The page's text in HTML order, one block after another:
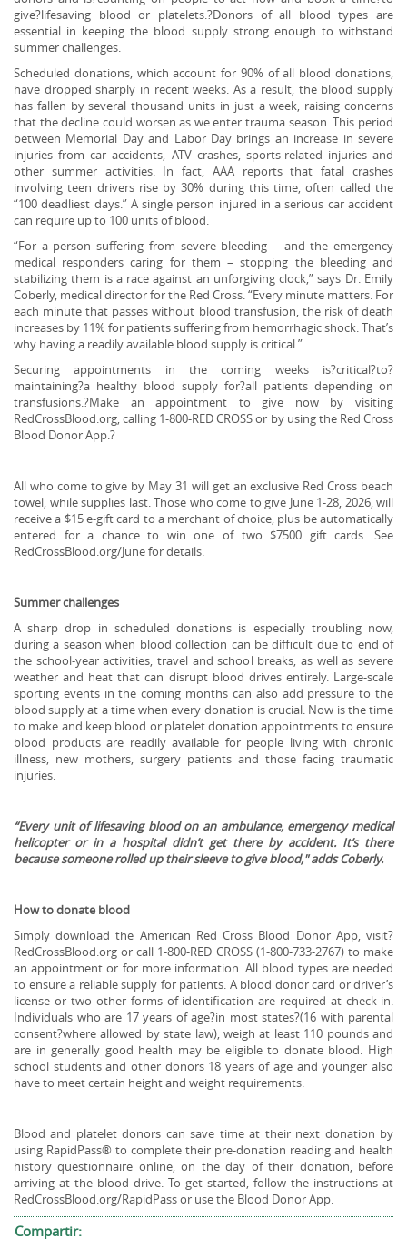
give?lifesaving blood or platelets.?Donors of all blood types are
essential in keeping the blood supply strong enough to withstand
summer challenges.
Scheduled donations, which account for 90% of all blood donations,
have dropped sharply in recent weeks. As a result, the blood supply
has fallen by several thousand units in just a week, raising concerns
that the decline could worsen as we enter trauma season. This period
between Memorial Day and Labor Day brings an increase in severe
injuries from car accidents, ATV crashes, sports-related injuries and
other summer activities. In fact, AAA reports that fatal crashes
involving teen drivers rise by 30% during this time, often called the
“100 deadliest days.” A single person injured in a serious car accident
can require up to 100 units of blood.
“For a person suffering from severe bleeding – and the emergency
medical responders caring for them – stopping the bleeding and
stabilizing them is a race against an unforgiving clock,” says Dr. Emily
Coberly, medical director for the Red Cross. “Every minute matters. For
each minute that passes without blood transfusion, the risk of death
increases by 11% for patients suffering from hemorrhagic shock. That’s
why having a readily available blood supply is critical.”
Securing appointments in the coming weeks is?critical?to?
maintaining?a healthy blood supply for?all patients depending on
transfusions.?Make an appointment to give now by visiting
RedCrossBlood.org, calling 1-800-RED CROSS or by using the Red Cross
Blood Donor App.?
All who come to give by May 31 will get an exclusive Red Cross beach
towel, while supplies last. Those who come to give June 1-28, 2026, will
receive a $15 e-gift card to a merchant of choice, plus be automatically
entered for a chance to win one of two $7500 gift cards. See
RedCrossBlood.org/June for details.
Summer challenges
A sharp drop in scheduled donations is especially troubling now,
during a season when blood collection can be difficult due to end of
the school-year activities, travel and school breaks, as well as severe
weather and heat that can disrupt blood drives entirely. Large-scale
sporting events in the coming months can also add pressure to the
blood supply at a time when every donation is crucial. Now is the time
to make and keep blood or platelet donation appointments to ensure
blood products are readily available for people living with chronic
illness, new mothers, surgery patients and those facing traumatic
injuries.
“Every unit of lifesaving blood on an ambulance, emergency medical
helicopter or in a hospital didn’t get there by accident. It’s there
because someone rolled up their sleeve to give blood," adds Coberly.
How to donate blood
Simply download the American Red Cross Blood Donor App, visit?
RedCrossBlood.org or call 1-800-RED CROSS (1-800-733-2767) to make
an appointment or for more information. All blood types are needed
to ensure a reliable supply for patients. A blood donor card or driver’s
license or two other forms of identification are required at check-in.
Individuals who are 17 years of age?in most states?(16 with parental
consent?where allowed by state law), weigh at least 110 pounds and
are in generally good health may be eligible to donate blood. High
school students and other donors 18 years of age and younger also
have to meet certain height and weight requirements.
Blood and platelet donors can save time at their next donation by
using RapidPass® to complete their pre-donation reading and health
history questionnaire online, on the day of their donation, before
arriving at the blood drive. To get started, follow the instructions at
RedCrossBlood.org/RapidPass or use the Blood Donor App.
Compartir: